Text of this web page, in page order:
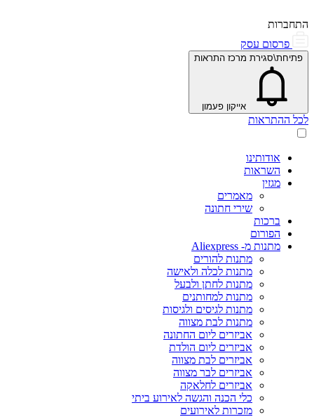
התחברות
פרסום עסק
פתיחת\סגירת מרכז התראות
אייקון פעמון
לכל ההתראות
אודותינו
השראות
מגזין
מאמרים
שירי חתונה
ברכות
הפורום
מתנות מ- Aliexpress
מתנות להורים
מתנות לכלה ולאישה
מתנות לחתן ולבעל
מתנות למחותנים
מתנות לגיסים ולגיסות
מתנות לבת מצווה
אביזרים ליום החתונה
אביזרים ליום הולדת
אביזרים לבת מצווה
אביזרים לבר מצווה
אביזרים לחלאקה
כלי הכנה והגשה לאירוע ביתי
מזכרות לאירועים